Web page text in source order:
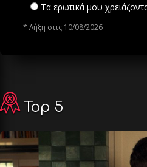
Τα ερωτικά μου
* Λήξη στις 10/08/2026
Top 5